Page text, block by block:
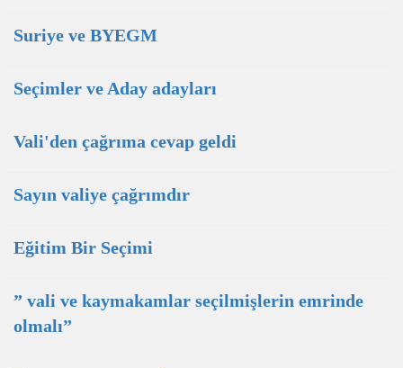
Suriye ve BYEGM
Seçimler ve Aday adayları
Vali'den çağrıma cevap geldi
Sayın valiye çağrımdır
Eğitim Bir Seçimi
” vali ve kaymakamlar seçilmişlerin emrinde
olmalı”